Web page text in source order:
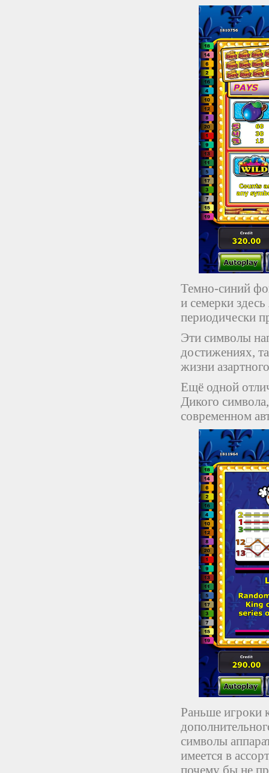
Темно-синий
и семерки
периодически
Эти символы
достижениях,
жизни
Ещё одной
Дикого
современном
Раньше игроки
символы
имеется в
почему бы не